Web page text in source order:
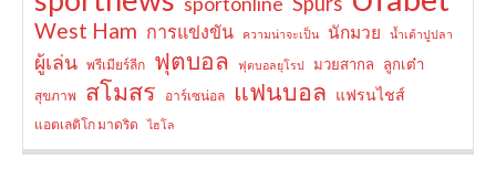
West Ham การแข่งขัน ความน่าจะเป็น นักมวย น้ำเต้าปูปลา
ผู้เล่น พรีเมียร์ลีก ฟุตบอล ฟุตบอลยุโรป มวยสากล ลูกเต๋า
สุขภาพ สโมสร อาร์เซน่อล แฟนบอล แฟรนไชส์
แอตเลติโก มาดริด ไฮโล